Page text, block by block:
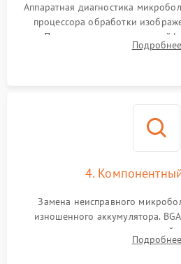
Аппаратная диагностика
процессора обработки
Проверка целостности
интерфейсов связи. Выявление
Подробнее
4.
Замена неисправного
изношенного аккумулятора.
контроллеров на материнской
разъемов и кнопок, замена
Подробнее